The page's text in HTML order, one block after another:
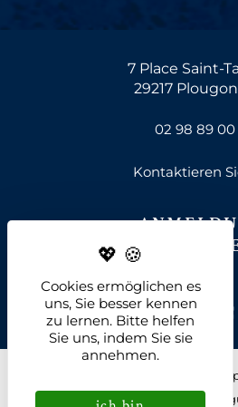
7 Place Saint-
29217
02 98 89 00
Kontaktieren
ZUM
Unsere
Cookies ermöglichen es
uns, Sie besser kennen
zu lernen. Bitte helfen
Sie uns, indem Sie sie
annehmen.